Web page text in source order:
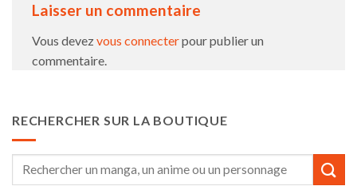
Laisser un commentaire
Vous devezvous connecterpour publier un
commentaire.
RECHERCHER SUR LA BOUTIQUE
Recherche